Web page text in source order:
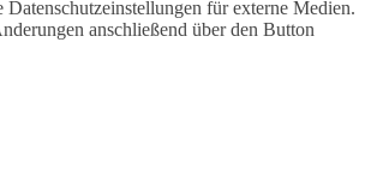
für externe Medien.
anschließend über den Button